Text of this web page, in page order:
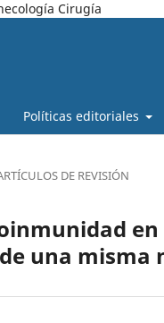
Cirugía
Políticas editoriales
DE REVISIÓN
en
una misma